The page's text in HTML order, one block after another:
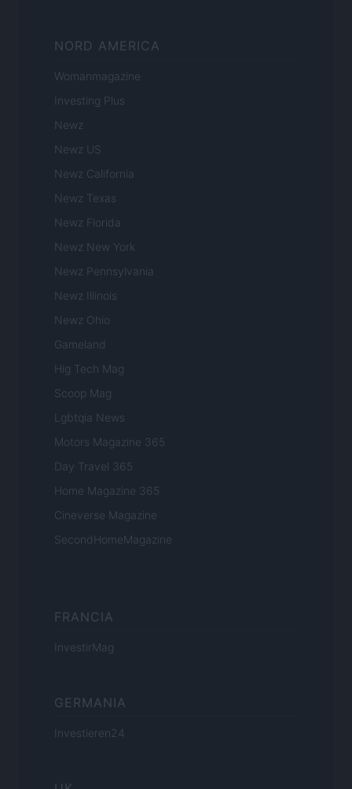
NORD AMERICA
Womanmagazine
Investing Plus
Newz
Newz US
Newz California
Newz Texas
Newz Florida
Newz New York
Newz Pennsylvania
Newz Illinois
Newz Ohio
Gameland
Hig Tech Mag
Scoop Mag
Lgbtqia News
Motors Magazine 365
Day Travel 365
Home Magazine 365
Cineverse Magazine
SecondHomeMagazine
FRANCIA
InvestirMag
GERMANIA
Investieren24